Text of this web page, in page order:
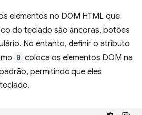
elementos no DOM HTML que
do teclado são âncoras, botões
No entanto, definir o atributo
0 coloca os elementos DOM na
permitindo que eles